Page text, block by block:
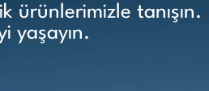
ürünlerimizle tanışın.
yaşayın.